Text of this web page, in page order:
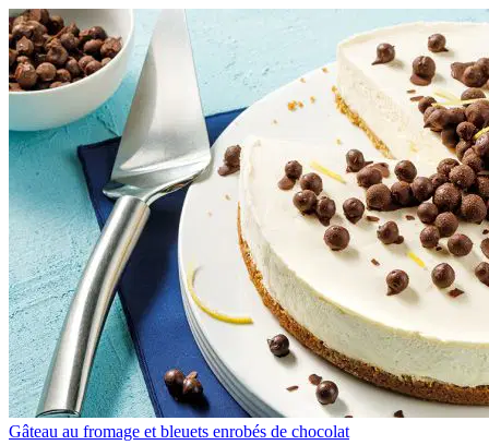
Gâteau au fromage et bleuets enrobés de chocolat